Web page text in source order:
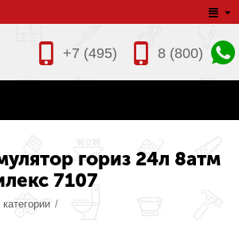
8 (800)
+7 (495)
гориз 24л 8атм
7107
/